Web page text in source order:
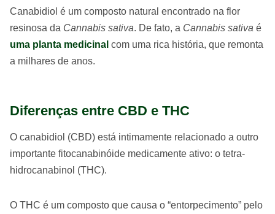
Canabidiol é um composto natural encontrado na flor
resinosa da Cannabis sativa. De fato, a Cannabis sativa é
uma planta medicinal com uma rica história, que remonta
a milhares de anos.
Diferenças entre CBD e THC
O canabidiol (CBD) está intimamente relacionado a outro
importante fitocanabinóide medicamente ativo: o tetra-
hidrocanabinol (THC).
O THC é um composto que causa o “entorpecimento” pelo